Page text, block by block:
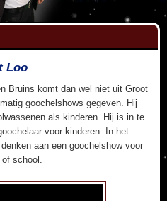
Loo
Bruins komt dan wel niet uit Groot
goochelshows gegeven. Hij
als kinderen. Hij is in te
voor kinderen. In het
aan een goochelshow voor
school.